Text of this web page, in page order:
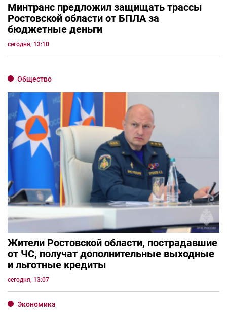
Минтранс предложил защищать трассы
Ростовской области от БПЛА за
бюджетные деньги
сегодня, 13:10
Общество
Жители Ростовской области, пострадавшие
от ЧС, получат дополнительные выходные
и льготные кредиты
сегодня, 13:07
Экономика